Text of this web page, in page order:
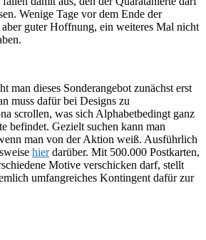
Wenige Tage vor dem Ende der
guter Hoffnung, ein weiteres Mal nicht
man dieses Sonderangebot zunächst erst
muss dafür bei Designs zu
scrollen, was sich Alphabetbedingt ganz
befindet. Gezielt suchen kann man
man von der Aktion weiß. Ausführlich
hierdarüber. Mit 500.000 Postkarten,
Motive verschicken darf, stellt
umfangreiches Kontingent dafür zur